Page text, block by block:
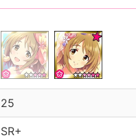
25
SR+